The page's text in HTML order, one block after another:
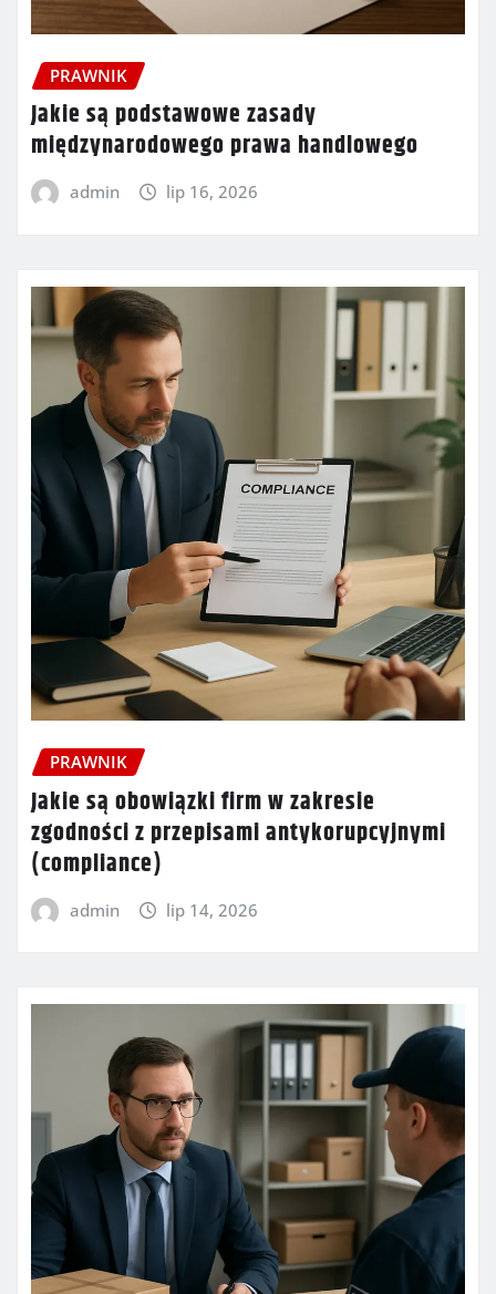
PRAWNIK
Jakie są podstawowe zasady
międzynarodowego prawa handlowego
admin lip 16, 2026
PRAWNIK
Jakie są obowiązki firm w zakresie
zgodności z przepisami antykorupcyjnymi
(compliance)
admin lip 14, 2026